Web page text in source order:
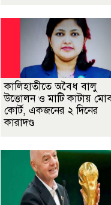
কালিহাতীতে অবৈধ বালু
উত্তোলন ও মাটি কাটায়
কোর্ট, একজনের ২ দিনের
কারাদণ্ড